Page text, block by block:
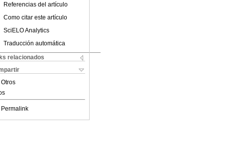
Referencias del artículo
Como citar este artículo
SciELO Analytics
Traducción automática
relacionados
Otros
Permalink